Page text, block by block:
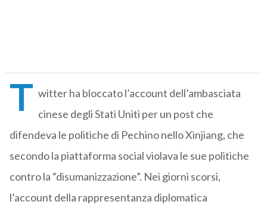
T witter ha bloccato l’account dell’ambasciata
cinese degli Stati Uniti per un post che
difendeva le politiche di Pechino nello Xinjiang, che
secondo la piattaforma social violava le sue politiche
contro la “disumanizzazione”. Nei giorni scorsi,
l’account della rappresentanza diplomatica